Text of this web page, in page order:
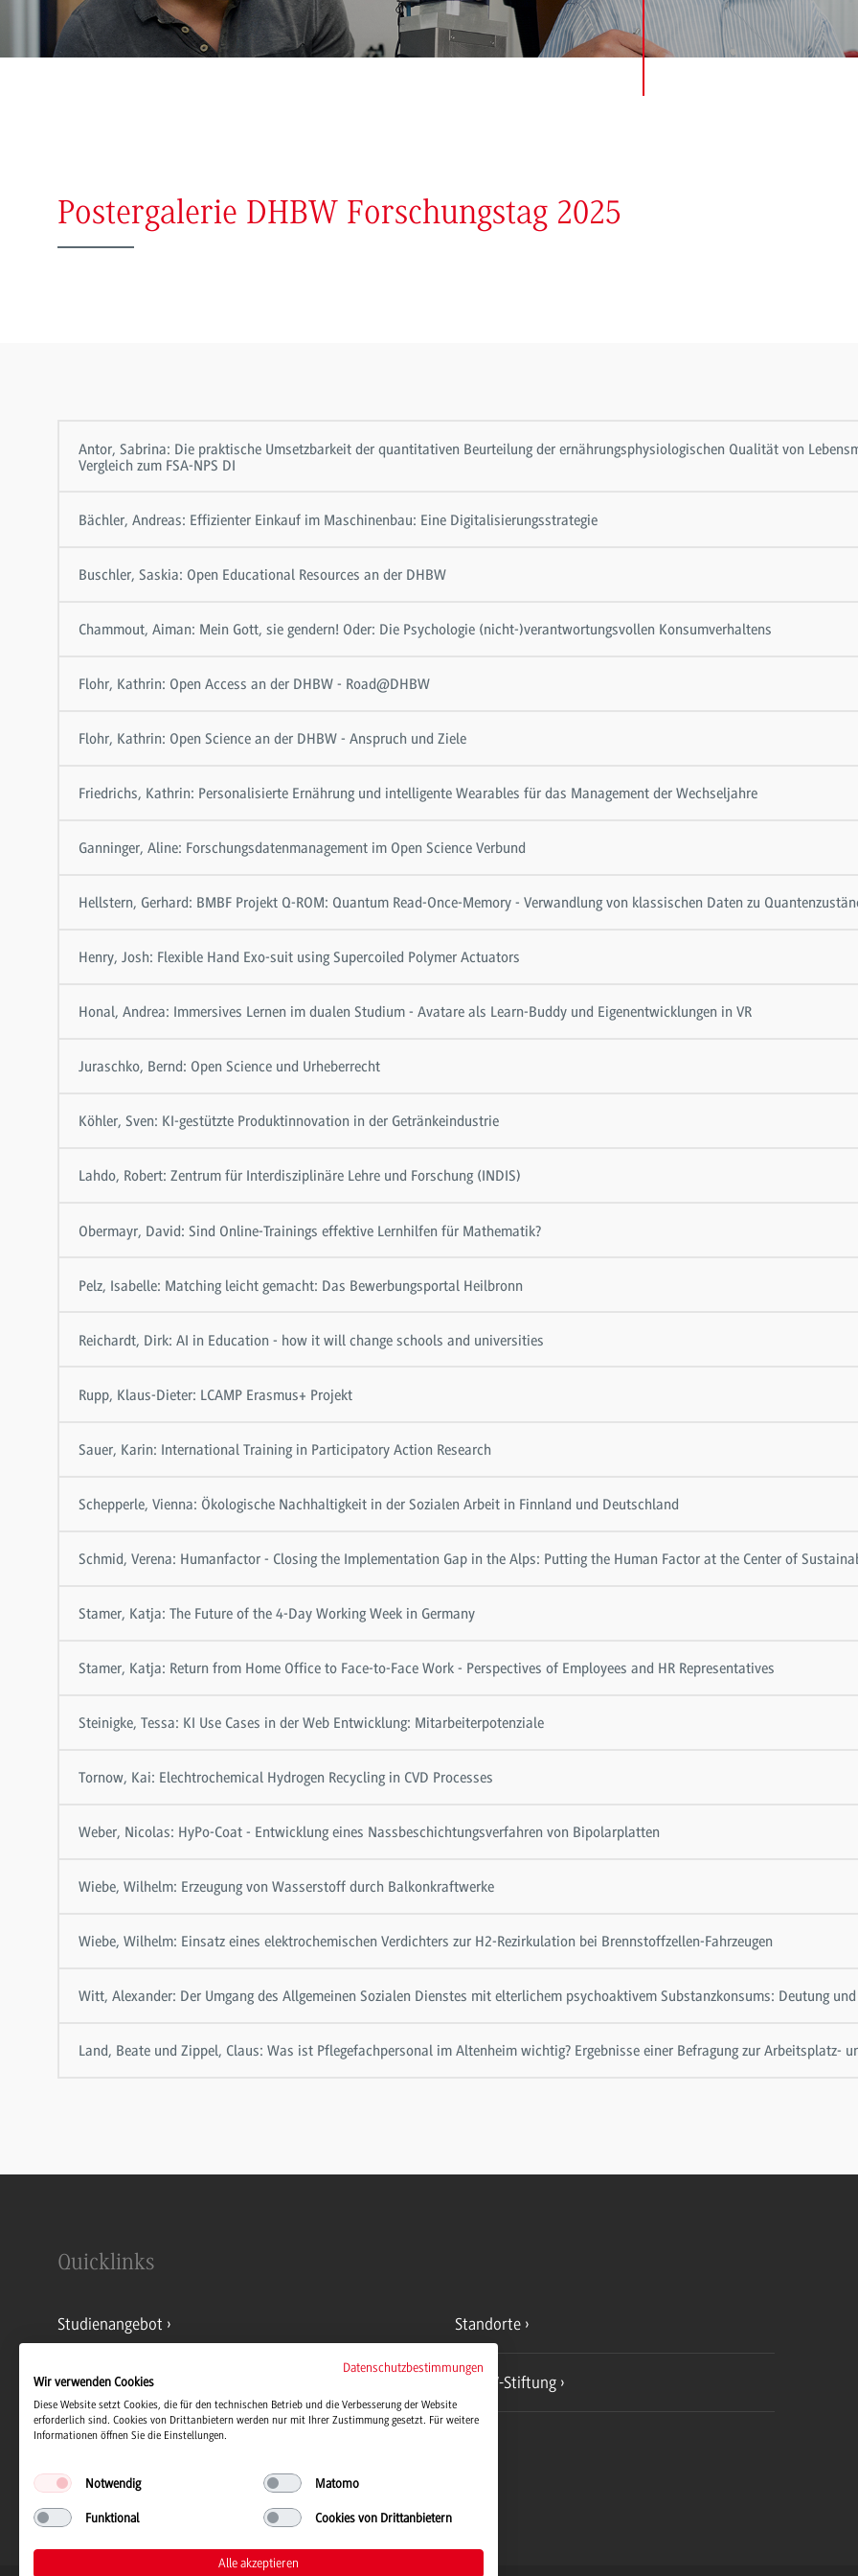
Postergalerie DHBW Forschungstag 2025
Antor, Sabrina: Die praktische Umsetzbarkeit der quantitativen Beurteilung der ernährungsphysiologischen Qualität von
Vergleich zum FSA-NPS DI
Bächler, Andreas: Effizienter Einkauf im Maschinenbau: Eine Digitalisierungsstrategie
Buschler, Saskia: Open Educational Resources an der DHBW
Chammout, Aiman: Mein Gott, sie gendern! Oder: Die Psychologie (nicht-)verantwortungsvollen Konsumverhaltens
Flohr, Kathrin: Open Access an der DHBW - Road@DHBW
Flohr, Kathrin: Open Science an der DHBW - Anspruch und Ziele
Friedrichs, Kathrin: Personalisierte Ernährung und intelligente Wearables für das Management der Wechseljahre
Ganninger, Aline: Forschungsdatenmanagement im Open Science Verbund
Hellstern, Gerhard: BMBF Projekt Q-ROM: Quantum Read-Once-Memory - Verwandlung von klassischen Daten zu
Henry, Josh: Flexible Hand Exo-suit using Supercoiled Polymer Actuators
Honal, Andrea: Immersives Lernen im dualen Studium - Avatare als Learn-Buddy und Eigenentwicklungen in VR
Juraschko, Bernd: Open Science und Urheberrecht
Köhler, Sven: KI-gestützte Produktinnovation in der Getränkeindustrie
Lahdo, Robert: Zentrum für Interdisziplinäre Lehre und Forschung (INDIS)
Obermayr, David: Sind Online-Trainings effektive Lernhilfen für Mathematik?
Pelz, Isabelle: Matching leicht gemacht: Das Bewerbungsportal Heilbronn
Reichardt, Dirk: AI in Education - how it will change schools and universities
Rupp, Klaus-Dieter: LCAMP Erasmus+ Projekt
Sauer, Karin: International Training in Participatory Action Research
Schepperle, Vienna: Ökologische Nachhaltigkeit in der Sozialen Arbeit in Finnland und Deutschland
Schmid, Verena: Humanfactor - Closing the Implementation Gap in the Alps: Putting the Human Factor at the Center of
Stamer, Katja: The Future of the 4-Day Working Week in Germany
Stamer, Katja: Return from Home Office to Face-to-Face Work - Perspectives of Employees and HR Representatives
Steinigke, Tessa: KI Use Cases in der Web Entwicklung: Mitarbeiterpotenziale
Tornow, Kai: Elechtrochemical Hydrogen Recycling in CVD Processes
Weber, Nicolas: HyPo-Coat - Entwicklung eines Nassbeschichtungsverfahren von Bipolarplatten
Wiebe, Wilhelm: Erzeugung von Wasserstoff durch Balkonkraftwerke
Wiebe, Wilhelm: Einsatz eines elektrochemischen Verdichters zur H2-Rezirkulation bei Brennstoffzellen-Fahrzeugen
Witt, Alexander: Der Umgang des Allgemeinen Sozialen Dienstes mit elterlichem psychoaktivem Substanzkonsums: Deutung
Land, Beate und Zippel, Claus: Was ist Pflegefachpersonal im Altenheim wichtig? Ergebnisse einer Befragung zur Arbeitsplatz-
Quicklinks
Studienangebot Standorte
Kontakt DHBW-Stiftung
Stellenangebote
Datenschutzbestimmungen
Wir verwenden Cookies
Diese Website setzt Cookies, die für den technischen Betrieb und die Verbesserung der Website
erforderlich sind. Cookies von Drittanbietern werden nur mit Ihrer Zustimmung gesetzt. Für weitere
Informationen öffnen Sie die Einstellungen.
Notwendig Matomo
Funktional Cookies von Drittanbietern
Alle akzeptieren